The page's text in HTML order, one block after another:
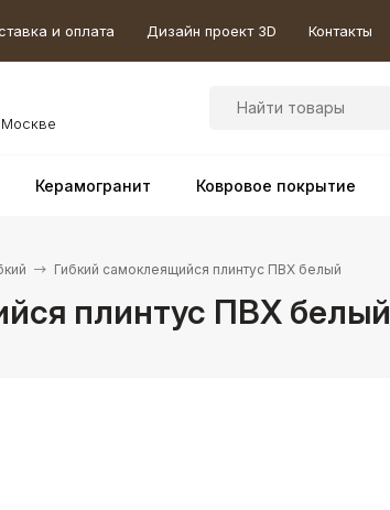
и оплата Дизайн проект 3D Контакты
Керамогранит Ковровое покрытие
Гибкий самоклеящийся плинтус ПВХ белый
плинтус ПВХ белый